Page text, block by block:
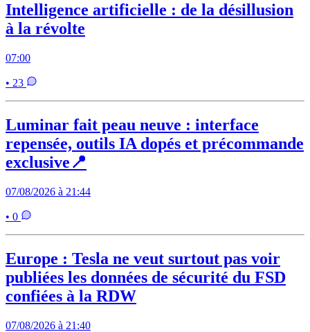
Intelligence artificielle : de la désillusion
à la révolte
07:00
• 23
Luminar fait peau neuve : interface
repensée, outils IA dopés et précommande
exclusive📍
07/08/2026 à 21:44
• 0
Europe : Tesla ne veut surtout pas voir
publiées les données de sécurité du FSD
confiées à la RDW
07/08/2026 à 21:40